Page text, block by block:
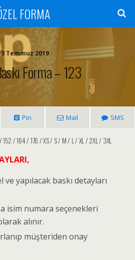
FORMA
Temmuz 2019
Forma – 123
Pin Mail SMS
/ 164 / 176 / XS / S / M / L / XL / 2XL / 3XL
yapılacak baskı detayları
isim numara seçenekleri
alınır.
müşteriden onay